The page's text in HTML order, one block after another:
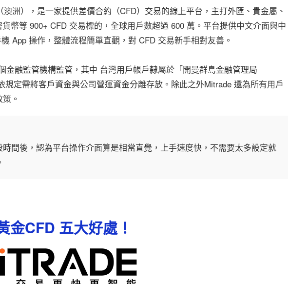
洲），是一家提供差價合約（CFD）交易的線上平台，主打外匯、貴金屬、
幣等 900+ CFD 交易標的，全球用戶數超過 600 萬。平台提供中文介面與中
App 操作，整體流程簡單直觀，對 CFD 交易新手相對友善。
金融監管機構監管，其中 台灣用戶帳戶隸屬於「開曼群島金融管理局
規定需將客戶資金與公司營運資金分離存放。除此之外Mitrade 還為所有用戶
。
間後，認為平台操作介面算是相當直覺，上手速度快，不需要太多設定就
金CFD 五大好處！